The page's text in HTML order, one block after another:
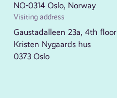
NO-0314 Oslo, Norway
Visiting address
Gaustadalleen 23a, 4th floor
Kristen Nygaards hus
0373 Oslo